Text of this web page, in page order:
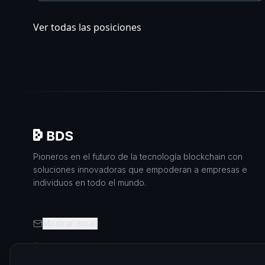
Ver todas las posiciones
Pioneros en el futuro de la tecnología blockchain con
soluciones innovadoras que empoderan a empresas e
individuos en todo el mundo.
Mostrar email